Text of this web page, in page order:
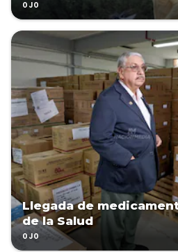
OJO
Llegada de
de la Salud
OJO